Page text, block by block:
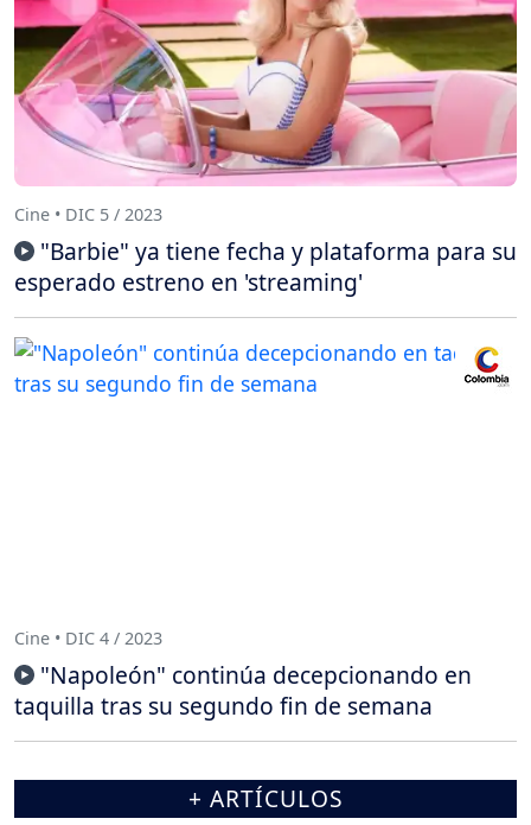
Cine • DIC 5 / 2023
"Barbie" ya tiene fecha y plataforma para su
esperado estreno en 'streaming'
Cine • DIC 4 / 2023
"Napoleón" continúa decepcionando en
taquilla tras su segundo fin de semana
+ ARTÍCULOS